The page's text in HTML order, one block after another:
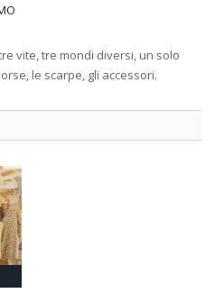
vite, tre mondi diversi, un solo
le scarpe, gli accessori.